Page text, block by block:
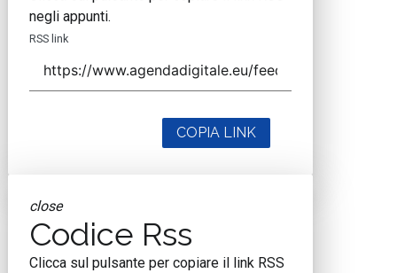
negli appunti.
RSS link
COPIA LINK
close
Codice Rss
Clicca sul pulsante per copiare il link RSS